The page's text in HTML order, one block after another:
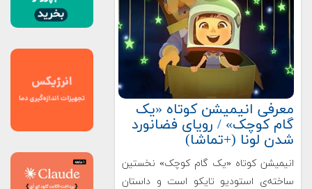
معرفی انیمیشن کوتاه «یک
گام کوچک» / رویای فضانورد
شدن لونا (+تماشا)
انیمیشن کوتاه «یک گام کوچک» نخستین
ساخته‌ی استودیو تایکو است و داستان